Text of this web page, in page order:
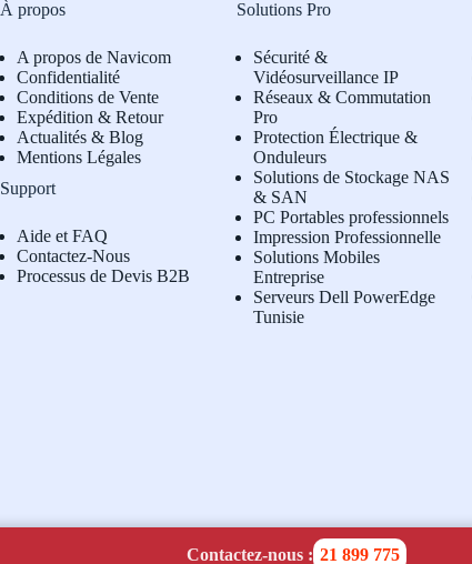
À propos
A propos de Navicom
Confidentialité
Conditions de Vente
Expédition & Retour
Actualités & Blog
Mentions Légales
Support
Aide et FAQ
Contactez-Nous
Processus de Devis B2B
Solutions Pro
Sécurité &
Vidéosurveillance IP
Réseaux & Commutation
Pro
Protection Électrique &
Onduleurs
Solutions de Stockage NAS
& SAN
PC Portables professionnels
Impression Professionnelle
Solutions Mobiles
Entreprise
Serveurs Dell PowerEdge
Tunisie
Contactez-nous : 21 899 775